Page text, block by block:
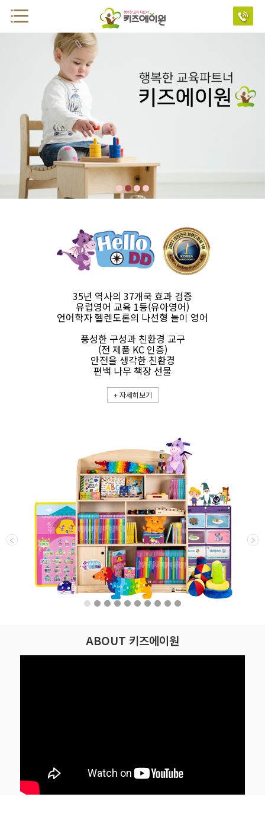
35년 역사의 37개국 효과 검증
유럽영어 교육 1등(유아영어)
언어학자 헬렌도론의 나선형 놀이 영어
풍성한 구성과 친환경 교구
(전 제품 KC 인증)
안전을 생각한 친환경
편백 나무 책장 선물
+자세히보기
ABOUT 키즈에이원